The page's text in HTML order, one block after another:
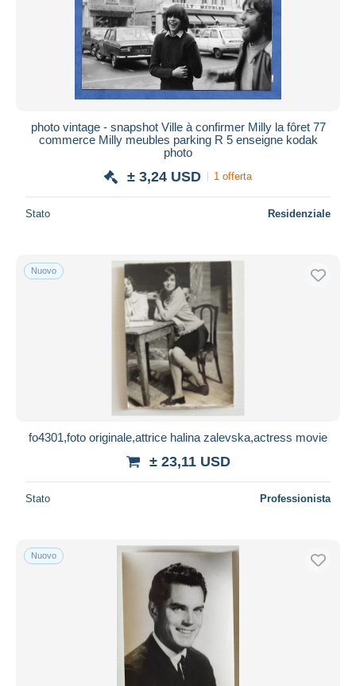
photo vintage - snapshot Ville à confirmer Milly la fôret 77
commerce Milly meubles parking R 5 enseigne kodak
photo
± 3,24 USD 1 offerta
Stato Residenziale
Nuovo
fo4301,foto originale,attrice halina zalevska,actress movie
± 23,11 USD
Stato Professionista
Nuovo